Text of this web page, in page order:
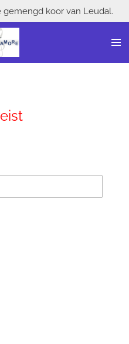
koor van Leudal.